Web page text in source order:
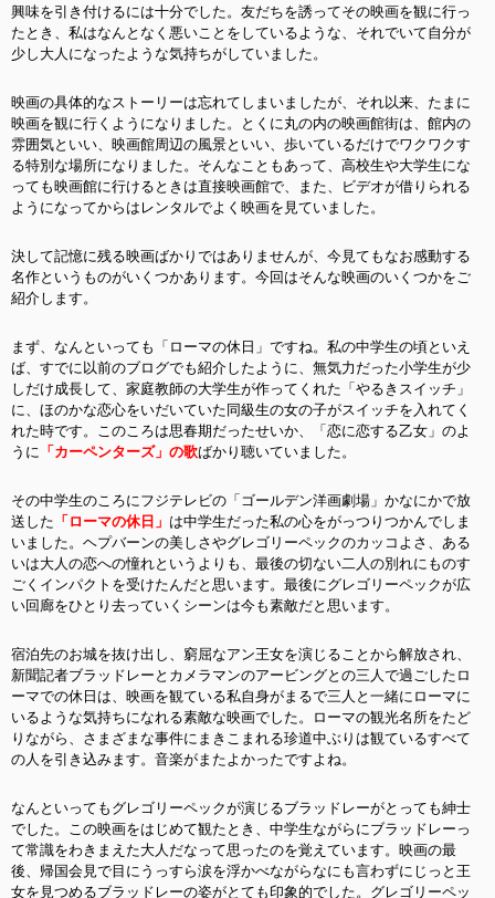
興味を引き付けるには十分でした。友だちを誘ってその映画を観に行っ
たとき、私はなんとなく悪いことをしているような、それでいて自分が
少し大人になったような気持ちがしていました。
映画の具体的なストーリーは忘れてしまいましたが、それ以来、たまに
映画を観に行くようになりました。とくに丸の内の映画館街は、館内の
雰囲気といい、映画館周辺の風景といい、歩いているだけでワクワクす
る特別な場所になりました。そんなこともあって、高校生や大学生にな
っても映画館に行けるときは直接映画館で、また、ビデオが借りられる
ようになってからはレンタルでよく映画を見ていました。
決して記憶に残る映画ばかりではありませんが、今見てもなお感動する
名作というものがいくつかあります。今回はそんな映画のいくつかをご
紹介します。
まず、なんといっても「ローマの休日」ですね。私の中学生の頃といえ
ば、すでに以前のブログでも紹介したように、無気力だった小学生が少
しだけ成長して、家庭教師の大学生が作ってくれた「やるきスイッチ」
に、ほのかな恋心をいだいていた同級生の女の子がスイッチを入れてく
れた時です。このころは思春期だったせいか、「恋に恋する乙女」のよ
うに 「カーペンターズ」の歌ばかり聴いていました。
その中学生のころにフジテレビの「ゴールデン洋画劇場」かなにかで放
送した 「ローマの休日」 は中学生だった私の心をがっつりつかんでしま
いました。ヘプバーンの美しさやグレゴリーペックのカッコよさ、ある
いは大人の恋への憧れというよりも、最後の切ない二人の別れにものす
ごくインパクトを受けたんだと思います。最後にグレゴリーペックが広
い回廊をひとり去っていくシーンは今も素敵だと思います。
宿泊先のお城を抜け出し、窮屈なアン王女を演じることから解放され、
新聞記者ブラッドレーとカメラマンのアービングとの三人で過ごしたロ
ーマでの休日は、映画を観ている私自身がまるで三人と一緒にローマに
いるような気持ちになれる素敵な映画でした。ローマの観光名所をたど
りながら、さまざまな事件にまきこまれる珍道中ぶりは観ているすべて
の人を引き込みます。音楽がまたよかったですよね。
なんといってもグレゴリーペックが演じるブラッドレーがとっても紳士
でした。この映画をはじめて観たとき、中学生ながらにブラッドレーっ
て常識をわきまえた大人だなって思ったのを覚えています。映画の最
後、帰国会見で目にうっすら涙を浮かべながらなにも言わずにじっと王
女を見つめるブラッドレーの姿がとても印象的でした。 グレゴリーペッ